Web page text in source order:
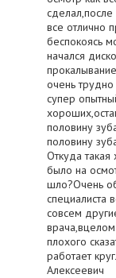
все отлично
беспокоясь
начался
очень трудно
супер
половину
половину
Откуда
было на
шло?Очень
специалиста
совсем
врача,вцелом
плохого
работает
Алексеевич